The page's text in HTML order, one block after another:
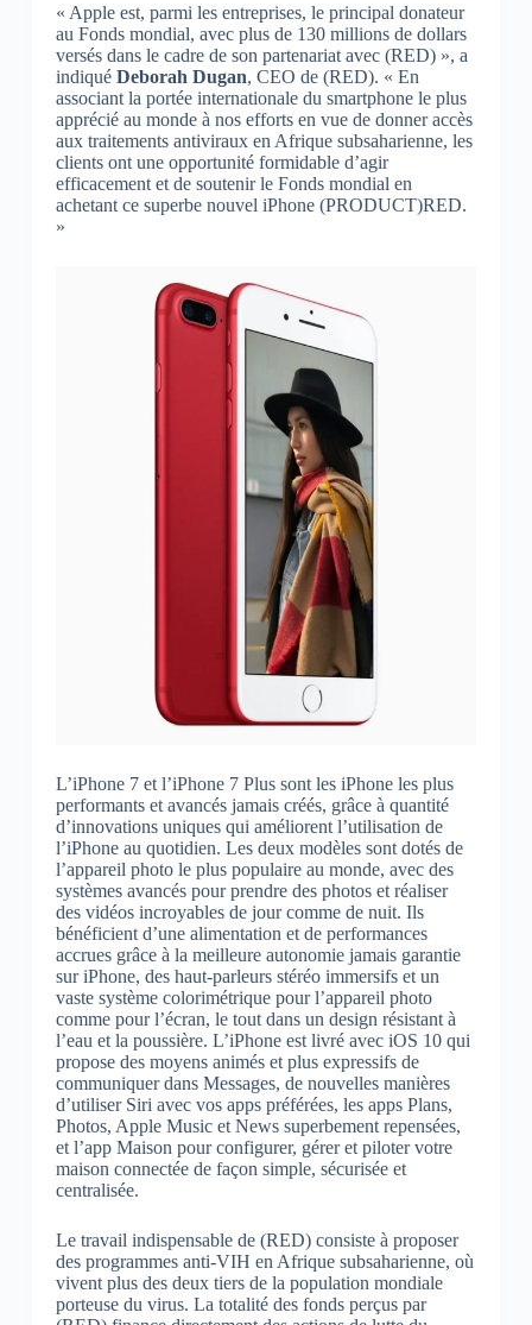
« Apple est, parmi les entreprises, le principal donateur
au Fonds mondial, avec plus de 130 millions de dollars
versés dans le cadre de son partenariat avec (RED) », a
indiqué Deborah Dugan, CEO de (RED). « En
associant la portée internationale du smartphone le plus
apprécié au monde à nos efforts en vue de donner accès
aux traitements antiviraux en Afrique subsaharienne, les
clients ont une opportunité formidable d’agir
efficacement et de soutenir le Fonds mondial en
achetant ce superbe nouvel iPhone (PRODUCT)RED.
»
L’iPhone 7 et l’iPhone 7 Plus sont les iPhone les plus
performants et avancés jamais créés, grâce à quantité
d’innovations uniques qui améliorent l’utilisation de
l’iPhone au quotidien. Les deux modèles sont dotés de
l’appareil photo le plus populaire au monde, avec des
systèmes avancés pour prendre des photos et réaliser
des vidéos incroyables de jour comme de nuit. Ils
bénéficient d’une alimentation et de performances
accrues grâce à la meilleure autonomie jamais garantie
sur iPhone, des haut-parleurs stéréo immersifs et un
vaste système colorimétrique pour l’appareil photo
comme pour l’écran, le tout dans un design résistant à
l’eau et la poussière. L’iPhone est livré avec iOS 10 qui
propose des moyens animés et plus expressifs de
communiquer dans Messages, de nouvelles manières
d’utiliser Siri avec vos apps préférées, les apps Plans,
Photos, Apple Music et News superbement repensées,
et l’app Maison pour configurer, gérer et piloter votre
maison connectée de façon simple, sécurisée et
centralisée.
Le travail indispensable de (RED) consiste à proposer
des programmes anti-VIH en Afrique subsaharienne, où
vivent plus des deux tiers de la population mondiale
porteuse du virus. La totalité des fonds perçus par